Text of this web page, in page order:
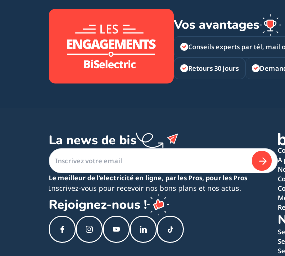
Vos avantages
Conseils experts par tél, mail
Retours 30 jours
La news de bis
Le meilleur de l’electricité en ligne, par les Pros, pour les Pros
Inscrivez-vous pour recevoir nos bons plans et nos actus.
Rejoignez-nous !
A